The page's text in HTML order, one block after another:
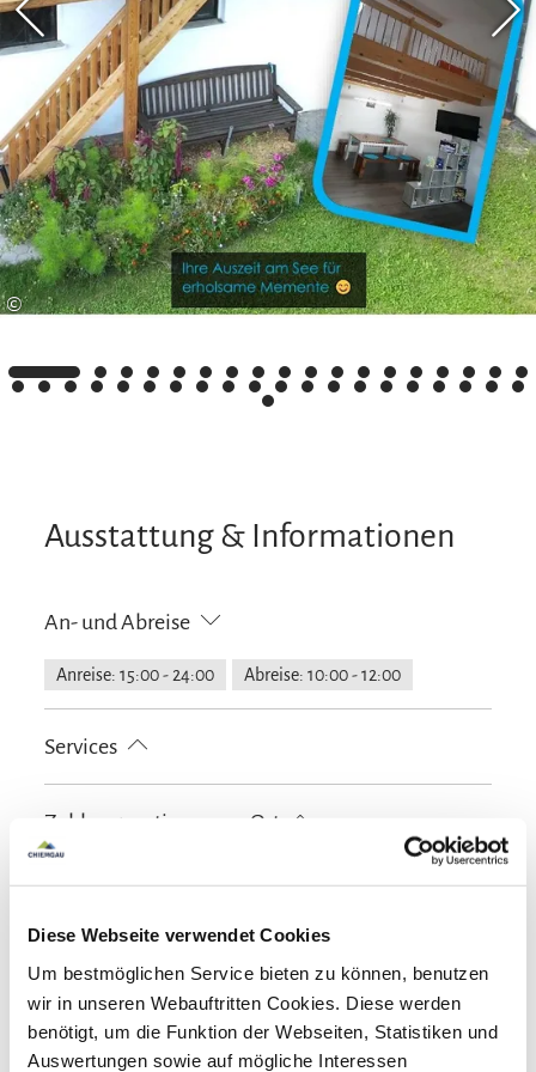
Diese Webseite verwendet Cookies
Um bestmöglichen Service bieten zu können, benutzen
wir in unseren Webauftritten Cookies. Diese werden
benötigt, um die Funktion der Webseiten, Statistiken und
Auswertungen sowie auf mögliche Interessen
jederzeit direkt an uns.
ChiemseeZeit - I gfrei mi:-)
Es würde uns eine große Freude machen, wenn
Sie ihren wohlverdienten und sehnlichst
erwarteten Urlaub bei uns verbringen, denn wir
tun alles dafür, dass Sie diesen in vollen Zügen
genießen können!
©
Ausstattung & Informationen
An- und Abreise
Anreise: 15:00 - 24:00 Abreise: 10:00 - 12:00
Services
Gepäckaufbewahrung
Feuerlöscher in der Unterkunft
Transferservice zum Flughafen
Parkplatz am Haus
Rucksackverleih
Zahlungsoptionen vor Ort
Tischfußball/Kicker
Wandern
Wassersportmöglichkeiten vor Ort
Ausstattung
Skiaufbewahrung
Spielplatz
kostenloses W-LAN (in der gesamten Unterkunft)
Richtlinien